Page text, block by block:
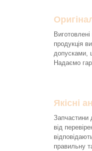
продукція
допусками,
Надаємо
Якісні
Запчастини
від
правильну